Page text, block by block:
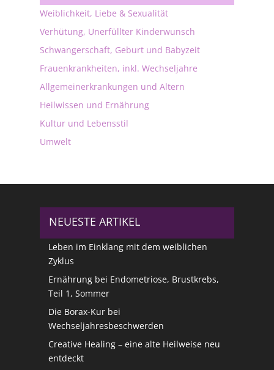
Weiblichkeit, Liebe & Sexualität
Verhütung, Unerfüllter Kinderwunsch
Schwangerschaft, Geburt und Babyzeit
Frauenkrankheiten, inkl. Wechseljahre
Allgemeinerkrankungen und Altern
Heilwissen und Ernährung
Kultur und Lebensstil
Umwelt
NEUESTE ARTIKEL
Leben im Einklang mit dem weiblichen
Zyklus
Ernährung bei Endometriose, Brustkrebs,
Teil 1, Sommer
Die Borax-Kur bei
Wechseljahresbeschwerden
Creative Healing – eine alte Heilweise neu
entdeckt